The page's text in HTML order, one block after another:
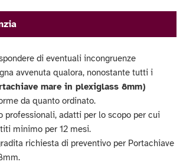
di eventuali incongruenze
avvenuta qualora, nonostante tutti i
mare in plexiglass 8mm)
da quanto ordinato.
professionali, adatti per lo scopo per cui
minimo per 12 mesi.
richiesta di preventivo per Portachiave